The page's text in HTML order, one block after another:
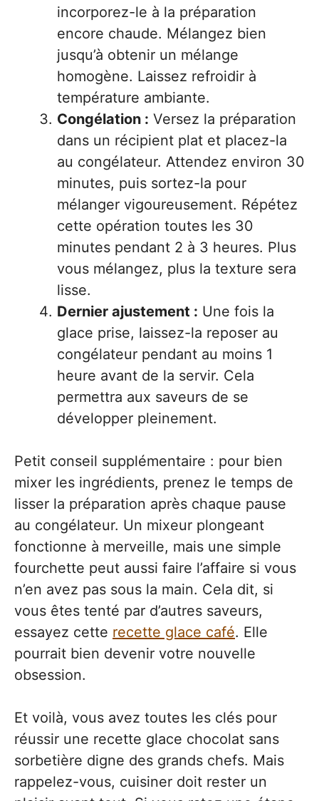
incorporez-le à la préparation
encore chaude. Mélangez bien
jusqu’à obtenir un mélange
homogène. Laissez refroidir à
température ambiante.
Congélation : Versez la préparation
dans un récipient plat et placez-la
au congélateur. Attendez environ 30
minutes, puis sortez-la pour
mélanger vigoureusement. Répétez
cette opération toutes les 30
minutes pendant 2 à 3 heures. Plus
vous mélangez, plus la texture sera
lisse.
Dernier ajustement : Une fois la
glace prise, laissez-la reposer au
congélateur pendant au moins 1
heure avant de la servir. Cela
permettra aux saveurs de se
développer pleinement.
Petit conseil supplémentaire : pour bien
mixer les ingrédients, prenez le temps de
lisser la préparation après chaque pause
au congélateur. Un mixeur plongeant
fonctionne à merveille, mais une simple
fourchette peut aussi faire l’affaire si vous
n’en avez pas sous la main. Cela dit, si
vous êtes tenté par d’autres saveurs,
essayez cette recette glace café. Elle
pourrait bien devenir votre nouvelle
obsession.
Et voilà, vous avez toutes les clés pour
réussir une recette glace chocolat sans
sorbetière digne des grands chefs. Mais
rappelez-vous, cuisiner doit rester un